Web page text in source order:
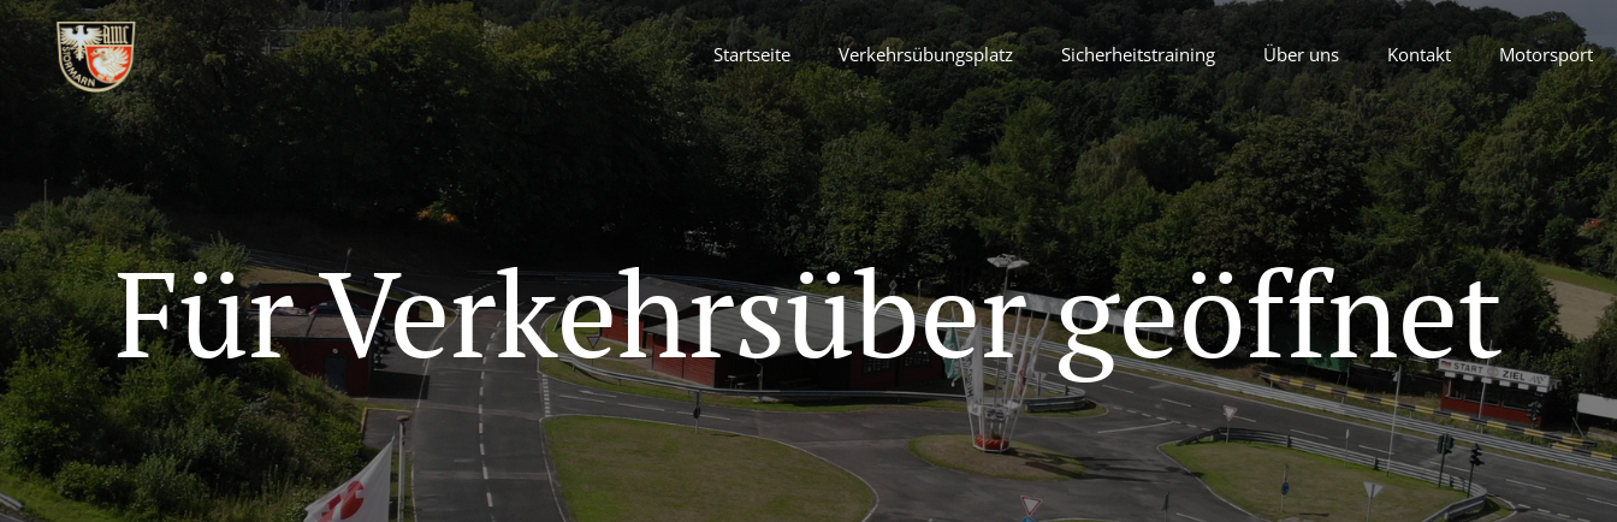
Startseite Verkehrsübungsplatz Sicherheitstraining Über uns Kontakt Motorsport
Für Verkehrsüber geöffnet